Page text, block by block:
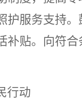
护服务支持
补贴。向符
行动